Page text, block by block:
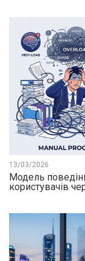
13/03/2026
Модель
користувачів